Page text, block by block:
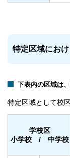
特定区域にお
下表内の区域は
特定区域として校
学校区
小学校 / 中学校